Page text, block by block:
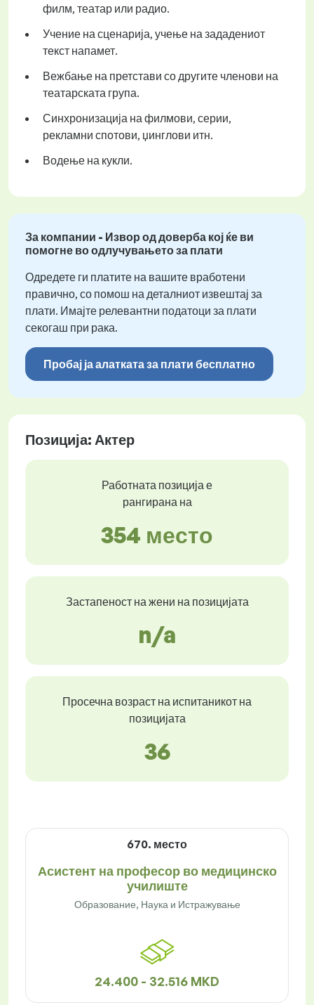
филм, театар или радио.
Учение на сценарија, учење на зададениот
текст напамет.
Вежбање на претстави со другите членови на
театарската група.
Синхронизација на филмови, серии,
рекламни спотови, џинглови итн.
Водење на кукли.
За компании - Извор од доверба кој ќе ви
помогне во одлучувањето за плати
Одредете ги платите на вашите вработени
правично, со помош на деталниот извештај за
плати. Имајте релевантни податоци за плати
секогаш при рака.
Пробај ја алатката за плати бесплатно
Позиција: Актер
Работната позиција е
рангирана на
354 место
Застапеност на жени на позицијата
n/a
Просечна возраст на испитаникот на
позицијата
36
670. место
Асистент на професор во медицинско
училиште
Образование, Наука и Истражување
24.400 - 32.516 MKD